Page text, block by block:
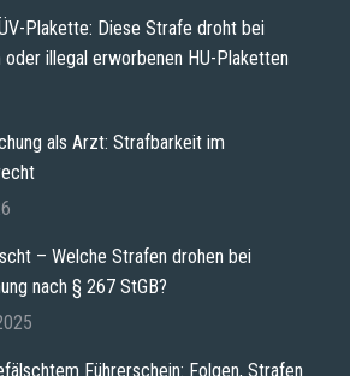
Plakette: Diese Strafe droht bei
oder illegal erworbenen HU-Plaketten
als Arzt: Strafbarkeit im
– Welche Strafen drohen bei
nach § 267 StGB?
Führerschein: Folgen, Strafen